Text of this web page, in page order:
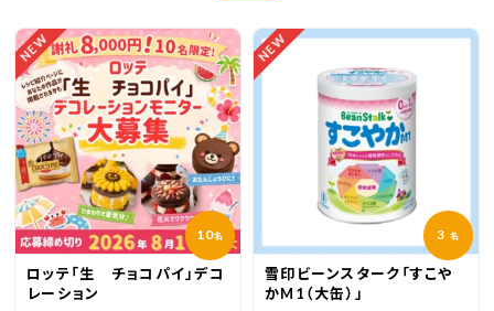
NEW
10名
ロッテ「生 チョコパイ」デコ
レーション
NEW
3 名
雪印ビーンスターク「すこや
かM1（大缶）」